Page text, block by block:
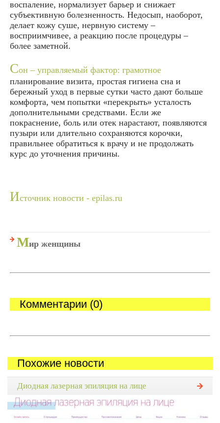
воспаление, нормализует барьер и снижает
субъективную болезненность. Недосып, наоборот,
делает кожу суше, нервную систему –
восприимчивее, а реакцию после процедуры –
более заметной.
Сон – управляемый фактор: грамотное
планирование визита, простая гигиена сна и
бережный уход в первые сутки часто дают больше
комфорта, чем попытки «перекрыть» усталость
дополнительными средствами. Если же
покраснение, боль или отек нарастают, появляются
пузыри или длительно сохраняются корочки,
правильнее обратиться к врачу и не продолжать
курс до уточнения причины.
Источник новости - epilas.ru
Мир женщины
Комментарии (0)
Похожие новости
Диодная лазерная эпиляция на лице